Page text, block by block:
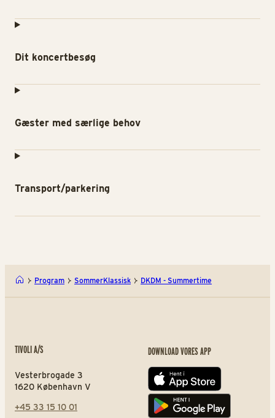
Dit koncertbesøg
Gæster med særlige behov
Transport/parkering
Program SommerKlassisk DKDM - Summertime
TIVOLI A/S
Vesterbrogade 3
1620 København V
+45 33 15 10 01
DOWNLOAD VORES APP
App store
Play store